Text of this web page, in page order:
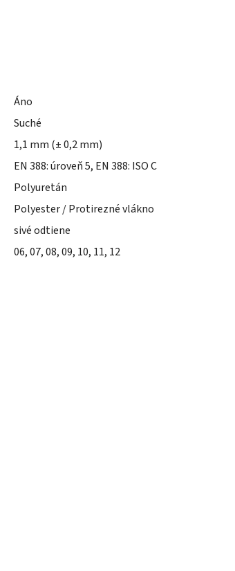
Áno
Suché
1,1 mm (± 0,2 mm)
EN 388: úroveň 5, EN 388: ISO C
Polyuretán
Polyester / Protirezné vlákno
sivé odtiene
06, 07, 08, 09, 10, 11, 12